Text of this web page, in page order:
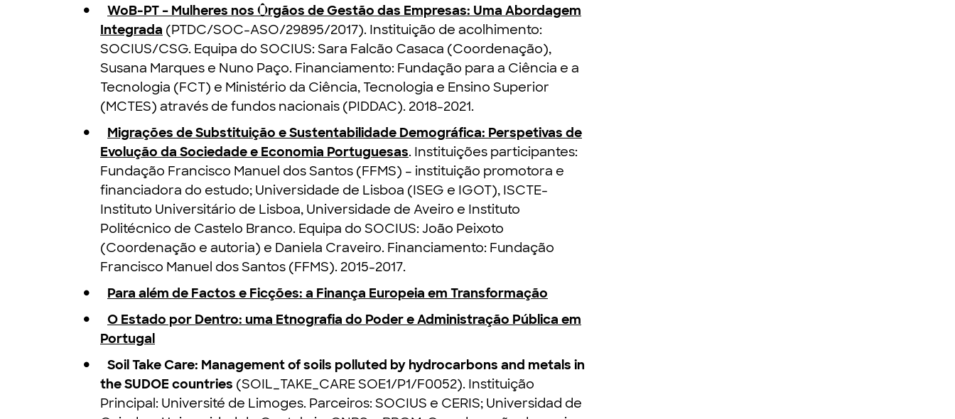
WoB-PT – Mulheres nos Órgãos de Gestão das Empresas: Uma Abordagem
Integrada (PTDC/SOC-ASO/29895/2017). Instituição de acolhimento:
SOCIUS/CSG. Equipa do SOCIUS: Sara Falcão Casaca (Coordenação),
Susana Marques e Nuno Paço. Financiamento: Fundação para a Ciência e a
Tecnologia (FCT) e Ministério da Ciência, Tecnologia e Ensino Superior
(MCTES) através de fundos nacionais (PIDDAC). 2018-2021.
Migrações de Substituição e Sustentabilidade Demográfica: Perspetivas de
Evolução da Sociedade e Economia Portuguesas. Instituições participantes:
Fundação Francisco Manuel dos Santos (FFMS) – instituição promotora e
financiadora do estudo; Universidade de Lisboa (ISEG e IGOT), ISCTE-
Instituto Universitário de Lisboa, Universidade de Aveiro e Instituto
Politécnico de Castelo Branco. Equipa do SOCIUS: João Peixoto
(Coordenação e autoria) e Daniela Craveiro. Financiamento: Fundação
Francisco Manuel dos Santos (FFMS). 2015-2017.
Para além de Factos e Ficções: a Finança Europeia em Transformação
O Estado por Dentro: uma Etnografia do Poder e Administração Pública em
Portugal
Soil Take Care: Management of soils polluted by hydrocarbons and metals in
the SUDOE countries (SOIL_TAKE_CARE SOE1/P1/F0052). Instituição
Principal: Université de Limoges. Parceiros: SOCIUS e CERIS; Universidad de